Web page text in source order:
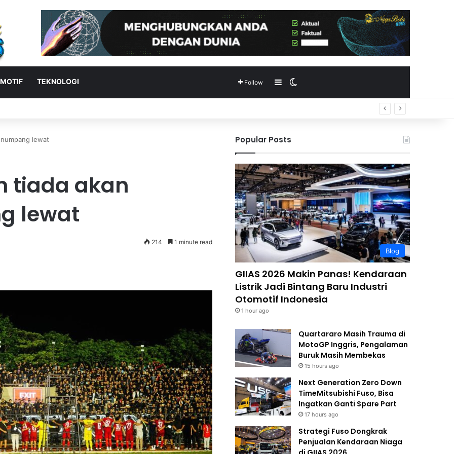
TEKNOLOGI Follow Sidebar
Batalkan Kartu Merah Pemain Singapura di Piala AFF
lewat
tiada akan
lewat
214 1 minute read
Popular Posts
Blog
GIIAS 2026 Makin Panas! Kendaraan
Listrik Jadi Bintang Baru Industri
Otomotif Indonesia
1 hour ago
Quartararo Masih Trauma di
MotoGP Inggris, Pengalaman
Buruk Masih Membekas
15 hours ago
Next Generation Zero Down
TimeMitsubishi Fuso, Bisa
Ingatkan Ganti Spare Part
17 hours ago
Strategi Fuso Dongkrak
Penjualan Kendaraan Niaga